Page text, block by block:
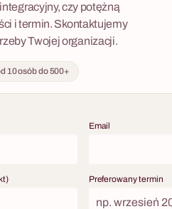
czy potężną
i termin. Skontaktujemy
Twojej organizacji.
10 osób do 500+
Email
Preferowany termin